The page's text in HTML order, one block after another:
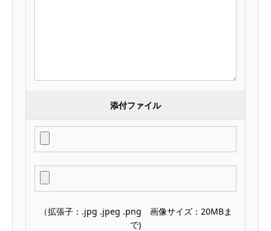
添付ファイル
（拡張子：.jpg .jpeg .png 画像サイズ：20MBま
で)